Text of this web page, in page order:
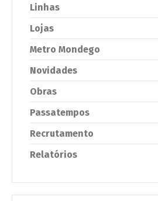
Linhas
Lojas
Metro Mondego
Novidades
Obras
Passatempos
Recrutamento
Relatórios